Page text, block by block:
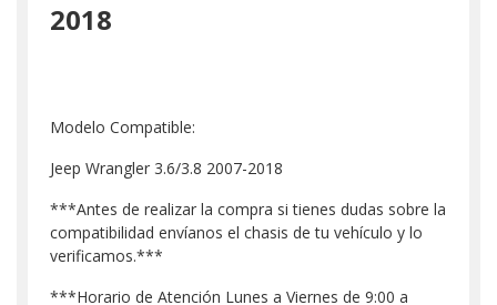
2018
Modelo Compatible:
Jeep Wrangler 3.6/3.8 2007-2018
***Antes de realizar la compra si tienes dudas sobre la
compatibilidad envíanos el chasis de tu vehículo y lo
verificamos.***
***Horario de Atención Lunes a Viernes de 9:00 a